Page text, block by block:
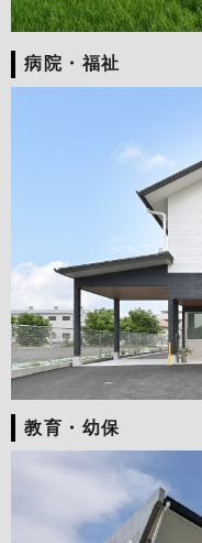
病院・福祉
教育・幼保